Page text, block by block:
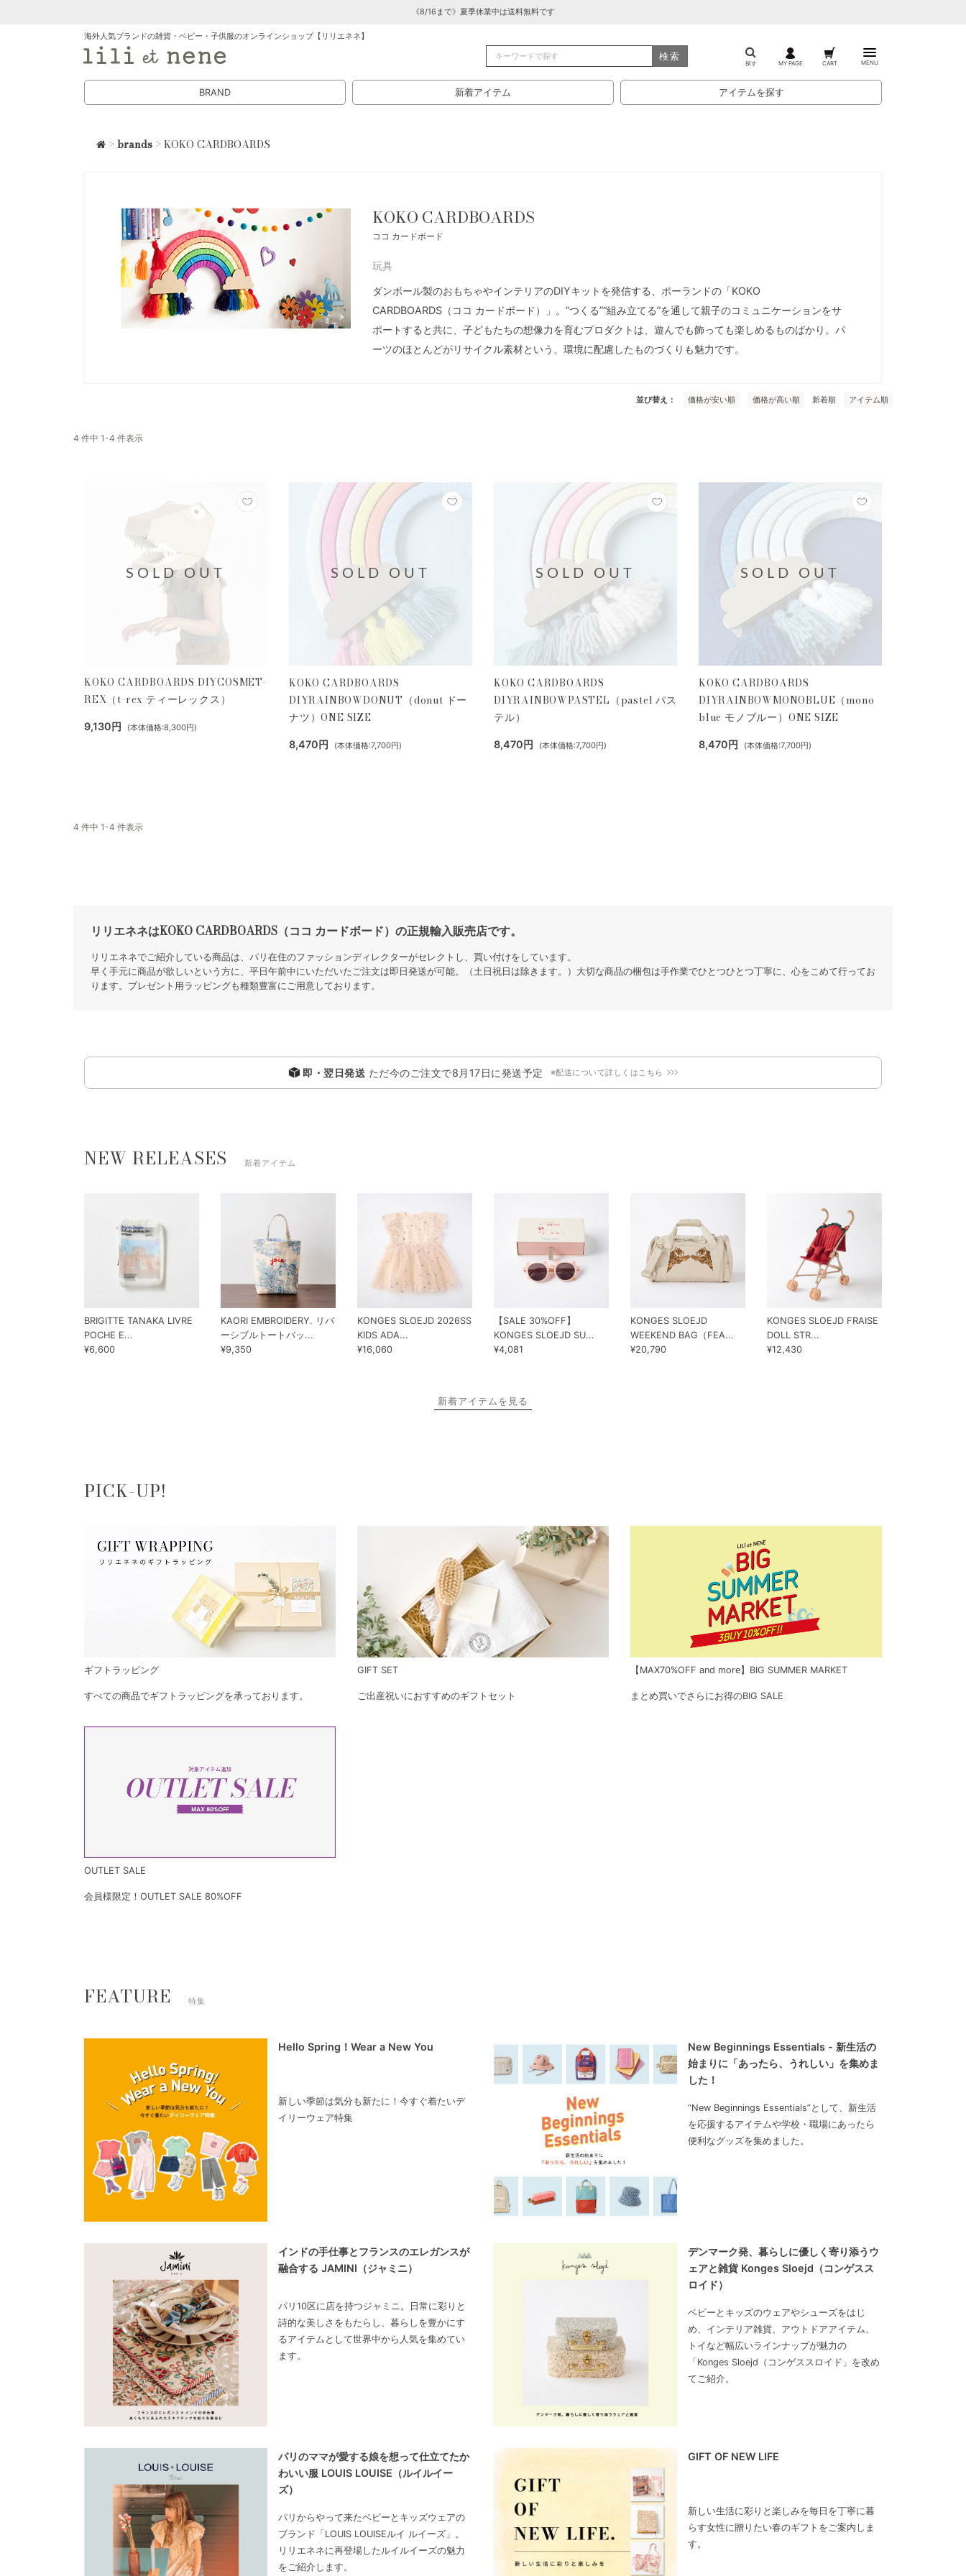
《8/16まで》夏季休業中は送料無料です
海外人気ブランドの雑貨・ベビー・子供服のオンラインショップ【リリエネネ】
検索
探す MY PAGE CART MENU
BRAND 新着アイテム アイテムを探す
>brands > KOKO CARDBOARDS
KOKO CARDBOARDS
ココ カードボード
玩具
ダンボール製のおもちゃやインテリアのDIYキットを発信する、ポーランドの「KOKO
CARDBOARDS（ココ カードボード）」。“つくる”“組み立てる”を通して親子のコミュニケーションをサ
ポートすると共に、子どもたちの想像力を育むプロダクトは、遊んでも飾っても楽しめるものばかり。パ
ーツのほとんどがリサイクル素材という、環境に配慮したものづくりも魅力です。
並び替え 価格が安い順 価格が高い順 新着順 アイテム順
4 件中 1-4 件表示
KOKO CARDBOARDS DIYCOSMET-
REX（t-rex ティーレックス）
9,130円 (本体価格:8,300円)
SOLD OUT
KOKO CARDBOARDS
DIYRAINBOWDONUT（donut ドー
ナツ）ONE SIZE
8,470円 (本体価格:7,700円)
SOLD OUT
KOKO CARDBOARDS
DIYRAINBOWPASTEL（pastel パス
テル）
8,470円 (本体価格:7,700円)
SOLD OUT
KOKO CARDBOARDS
DIYRAINBOWMONOBLUE（mono
blue モノブルー）ONE SIZE
8,470円 (本体価格:7,700円)
SOLD OUT
4 件中 1-4 件表示
リリエネネはKOKO CARDBOARDS（ココ カードボード）の正規輸入販売店です。
リリエネネでご紹介している商品は、パリ在住のファッションディレクターがセレクトし、買い付けをしています。
早く手元に商品が欲しいという方に、平日午前中にいただいたご注文は即日発送が可能。（土日祝日は除きます。）大切な商品の梱包は手作業でひとつひとつ丁寧に、心をこめて行ってお
ります。プレゼント用ラッピングも種類豊富にご用意しております。
即・翌日発送 ただ今のご注文で8月17日に発送予定 ※配送について詳しくはこちら
NEW RELEASES 新着アイテム
BRIGITTE TANAKA LIVRE
POCHE E...
¥6,600
KAORI EMBROIDERY. リバ
ーシブルトートバッ...
¥9,350
KONGES SLOEJD 2026SS
KIDS ADA...
¥16,060
【SALE 30%OFF】
KONGES SLOEJD SU...
¥4,081
KONGES SLOEJD
WEEKEND BAG（FEA...
¥20,790
KONGES SLOEJD FRAISE
DOLL STR...
¥12,430
新着アイテムを見る
PICK-UP!
ギフトラッピング
すべての商品でギフトラッピングを承っております。
GIFT SET
ご出産祝いにおすすめのギフトセット
【MAX70%OFF and more】BIG SUMMER MARKET
まとめ買いでさらにお得のBIG SALE
OUTLET SALE
会員様限定！OUTLET SALE 80%OFF
FEATURE 特集
Hello Spring！Wear a New You
新しい季節は気分も新たに！今すぐ着たいデ
イリーウェア特集
New Beginnings Essentials - 新生活の
始まりに「あったら、うれしい」を集めま
した！
“New Beginnings Essentials”として、新生活
を応援するアイテムや学校・職場にあったら
便利なグッズを集めました。
インドの手仕事とフランスのエレガンスが
融合する JAMINI（ジャミニ）
パリ10区に店を持つジャミニ。日常に彩りと
詩的な美しさをもたらし、暮らしを豊かにす
るアイテムとして世界中から人気を集めてい
ます。
デンマーク発、暮らしに優しく寄り添うウ
ェアと雑貨 Konges Sloejd（コンゲスス
ロイド）
ベビーとキッズのウェアやシューズをはじ
め、インテリア雑貨、アウトドアアイテム、
トイなど幅広いラインナップが魅力の
「Konges Sloejd（コンゲススロイド」を改め
てご紹介。
パリのママが愛する娘を想って仕立てたか
わいい服 LOUIS LOUISE（ルイルイー
ズ）
パリからやって来たベビーとキッズウェアの
ブランド「LOUIS LOUISEルイ ルイーズ」。
リリエネネに再登場したルイルイーズの魅力
をご紹介します。
GIFT OF NEW LIFE
新しい生活に彩りと楽しみを毎日を丁寧に暮
らす女性に贈りたい春のギフトをご案内しま
す。